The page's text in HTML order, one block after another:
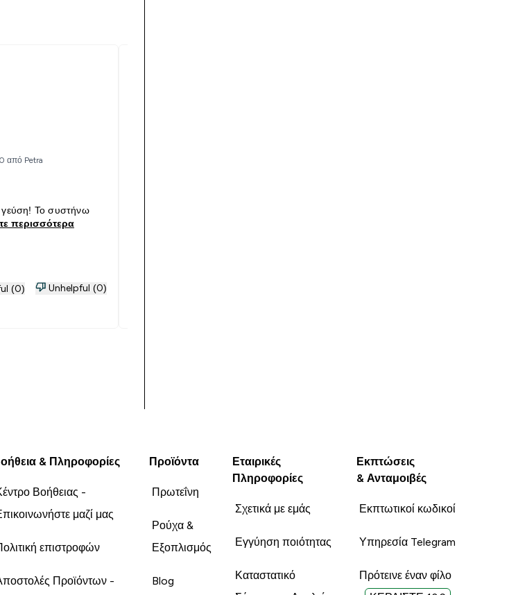
από Petra
Το συστήνω
περισσότερα
(0)
Unhelpful (0)
& Πληροφορίες
Βοήθειας -
μαζί μας
επιστροφών
Προϊόντων -
Προϊόντα
Πρωτεΐνη
Ρούχα &
Εξοπλισμός
Blog
Εταιρικές
Πληροφορίες
Σχετικά με εμάς
Εγγύηση ποιότητας
Καταστατικό
Εκπτώσεις
& Ανταμοιβές
Εκπτωτικοί κωδικοί
Υπηρεσία Telegram
Πρότεινε έναν φίλο